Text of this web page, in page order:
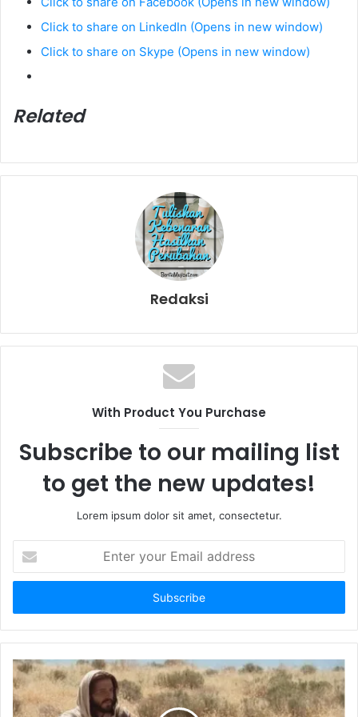
Click to share on LinkedIn (Opens in new window)
Click to share on Skype (Opens in new window)
Related
Redaksi
With Product You Purchase
Subscribe to our mailing list
to get the new updates!
Lorem ipsum dolor sit amet, consectetur.
t
r
y
u
r
E